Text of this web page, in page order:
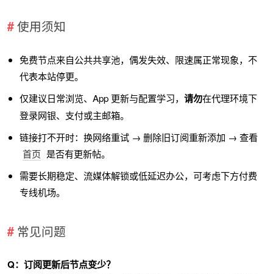
使用须知
免费节点来自公共共享池，偶发失效、限速属正常现象，不
代表本站停更。
仅建议日常浏览、App 更新与配置学习， 请勿在代理环境下
登录网银、支付或主邮箱。
链接打不开时：换网络重试 → 删除旧订阅重新添加 → 查看
首页 是否有更新帖。
需要长期稳定、流媒体解锁或低延迟办公，可考虑下方付费
专线机场。
常见问题
Q：订阅更新后节点变少？